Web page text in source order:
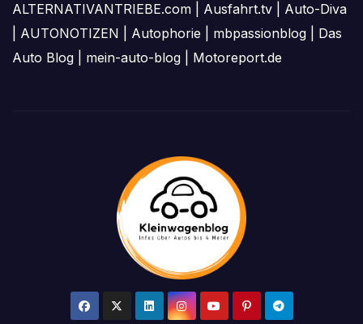
ALTERNATIVANTRIEBE.com
Ausfahrt.tv
Auto-Diva
AUTONOTIZEN Autophorie mbpassionblog
Das
Auto Blog
mein-auto-blog Motoreport.de